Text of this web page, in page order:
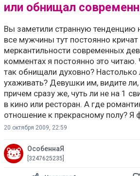
или обнищал
Вы заметили странную тенденцию
все мужчины тут постоянно
меркантильности современных
комментах я постоянно это
так обнищали духовно? Настолько
ухаживать? Девушки им, видите
причем сразу же, чуть ли не на 1
в кино или ресторан. А где
отношение к прекрасному полу? Я
20 октября 2009, 22:59
ОсобеннаЯ
[3247625235]